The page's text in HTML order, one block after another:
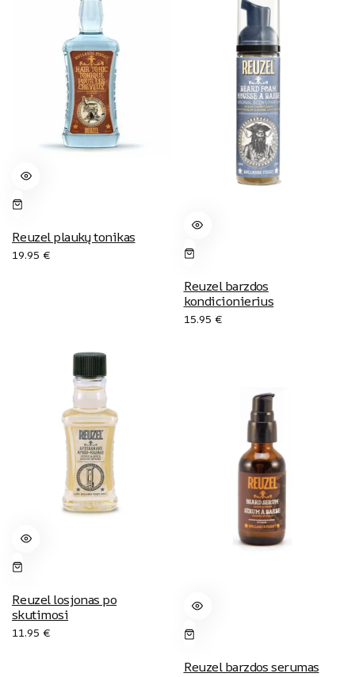
Reuzel plaukų tonikas
19.95 €
Reuzel barzdos
kondicionierius
15.95 €
Reuzel losjonas po
skutimosi
11.95 €
Reuzel barzdos serumas